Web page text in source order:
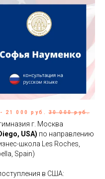
- 21 000 руб.30 000 руб.
г. Москва
USA) по направлению
школа Les Roches,
Spain)
в США: